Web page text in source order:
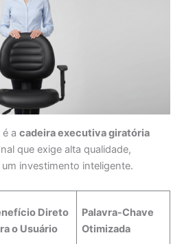
a cadeira executiva giratória
que exige alta qualidade,
investimento inteligente.
Direto
o Usuário
Palavra-Chave
Otimizada